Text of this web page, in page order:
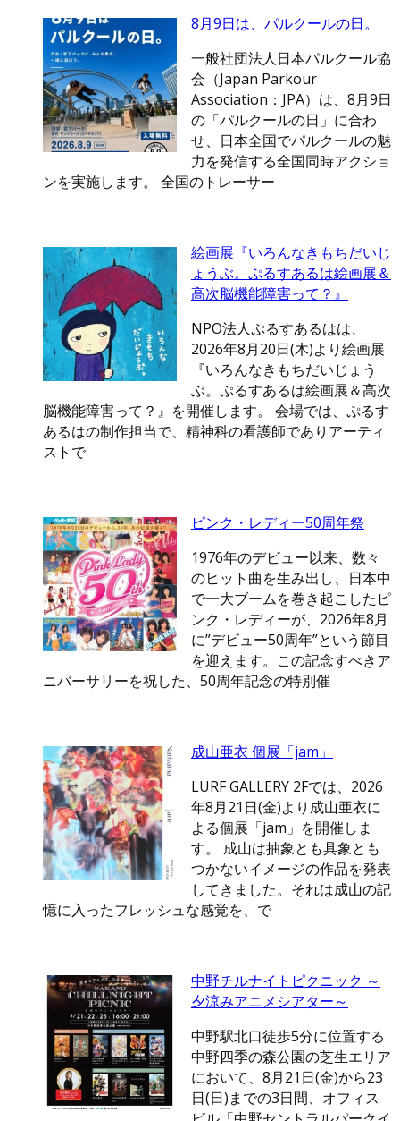
8月9日は、パルクールの日。
一般社団法人日本パルクール協
会（Japan Parkour
Association：JPA）は、8月9日
の「パルクールの日」に合わ
せ、日本全国でパルクールの魅
力を発信する全国同時アクショ
ンを実施します。 全国のトレーサー
絵画展『いろんなきもちだいじ
ょうぶ。ぷるすあるは絵画展＆
高次脳機能障害って？』
NPO法人ぷるすあるはは、
2026年8月20日(木)より絵画展
『いろんなきもちだいじょう
ぶ。ぷるすあるは絵画展＆高次
脳機能障害って？』を開催します。 会場では、ぷるす
あるはの制作担当で、精神科の看護師でありアーティ
ストで
ピンク・レディー50周年祭
1976年のデビュー以来、数々
のヒット曲を生み出し、日本中
で一大ブームを巻き起こしたピ
ンク・レディーが、2026年8月
に”デビュー50周年”という節目
を迎えます。この記念すべきア
ニバーサリーを祝した、50周年記念の特別催
成山亜衣 個展「jam」
LURF GALLERY 2Fでは、2026
年8月21日(金)より成山亜衣に
よる個展「jam」を開催しま
す。 成山は抽象とも具象とも
つかないイメージの作品を発表
してきました。それは成山の記
憶に入ったフレッシュな感覚を、で
中野チルナイトピクニック ～
夕涼みアニメシアター～
中野駅北口徒歩5分に位置する
中野四季の森公園の芝生エリア
において、8月21日(金)から23
日(日)までの3日間、オフィス